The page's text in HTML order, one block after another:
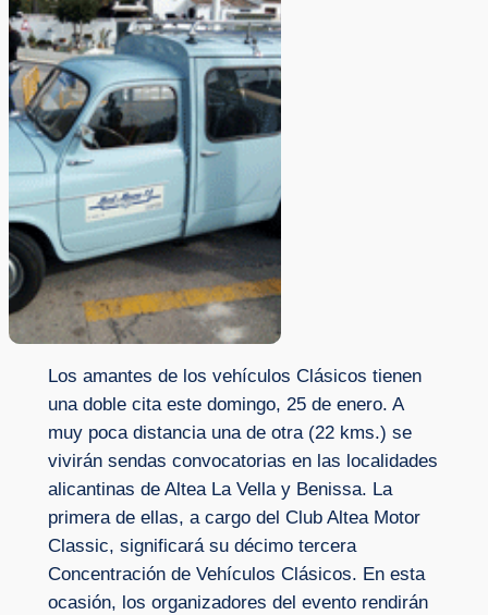
Los amantes de los vehículos Clásicos tienen
una doble cita este domingo, 25 de enero. A
muy poca distancia una de otra (22 kms.) se
vivirán sendas convocatorias en las localidades
alicantinas de Altea La Vella y Benissa. La
primera de ellas, a cargo del Club Altea Motor
Classic, significará su décimo tercera
Concentración de Vehículos Clásicos. En esta
ocasión, los organizadores del evento rendirán